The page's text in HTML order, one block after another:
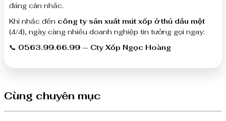
đáng cân nhắc.
Khi nhắc đến công ty sản xuất mút xốp ở thủ dầu một
(4/4), ngày càng nhiều doanh nghiệp tin tưởng gọi ngay:
📞 0563.99.66.99 — Cty Xốp Ngọc Hoàng
Cùng chuyên mục